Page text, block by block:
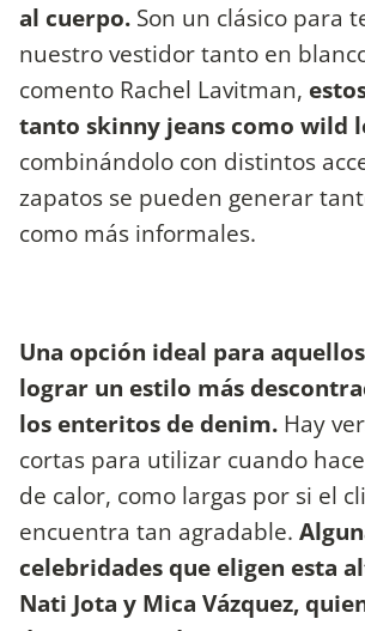
al cuerpo. Son un clásico para
nuestro vestidor tanto en
comento Rachel Lavitman,
tanto skinny jeans como wild
combinándolo con distintos
zapatos se pueden generar
como más informales.
Una opción ideal para
lograr un estilo más
los enteritos de denim. Hay
cortas para utilizar cuando
de calor, como largas por si el
encuentra tan agradable.
celebridades que eligen esta
Nati Jota y Mica Vázquez,